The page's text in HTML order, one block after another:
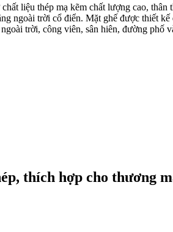
liệu thép mạ kẽm chất lượng cao,
ngoài trời cổ điển. Mặt ghế được thiết
trời, công viên, sân hiên, đường phố
thích hợp cho thương